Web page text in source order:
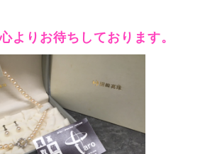
よりお待ちしております。